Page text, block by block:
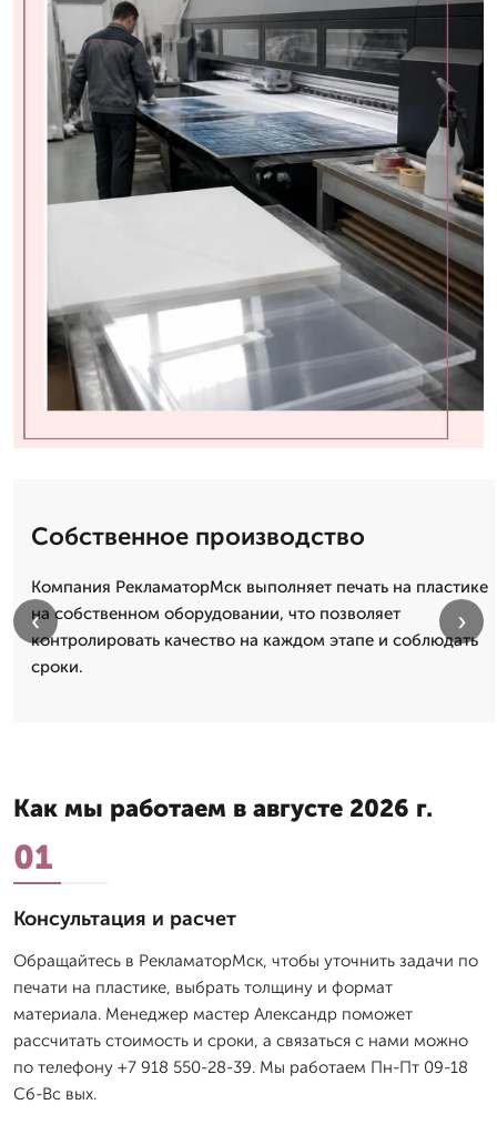
Собственное производство
Компания РекламаторМск выполняет печать на пластике
на собственном оборудовании, что позволяет
контролировать качество на каждом этапе и соблюдать
сроки.
‹ ›
Как мы работаем в августе 2026 г.
01
Консультация и расчет
Обращайтесь в РекламаторМск, чтобы уточнить задачи по
печати на пластике, выбрать толщину и формат
материала. Менеджер мастер Александр поможет
рассчитать стоимость и сроки, а связаться с нами можно
по телефону +7 918 550-28-39. Мы работаем Пн-Пт 09-18
Сб-Вс вых.